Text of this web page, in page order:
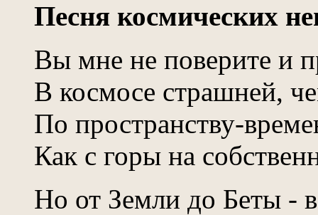
Песня космических
Вы мне не поверите и
В космосе страшней,
По пространству-
Как с горы на
Но от Земли до Беты -